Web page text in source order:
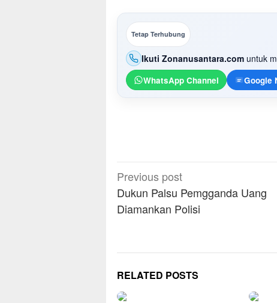
Tetap Terhubung
Ikuti Zonanusantara.com untuk
WhatsApp Channel Google
Post
navigation
Previous post
Dukun Palsu Pemgganda Uang
Diamankan Polisi
RELATED POSTS